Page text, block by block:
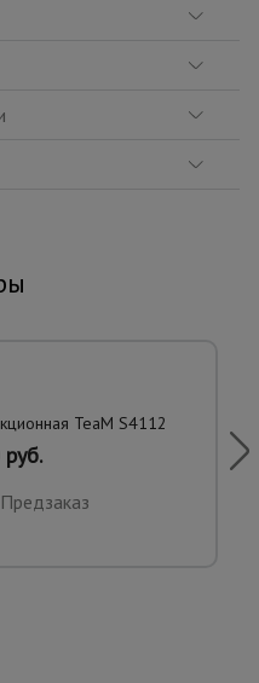
TeaM S4112
Предзаказ